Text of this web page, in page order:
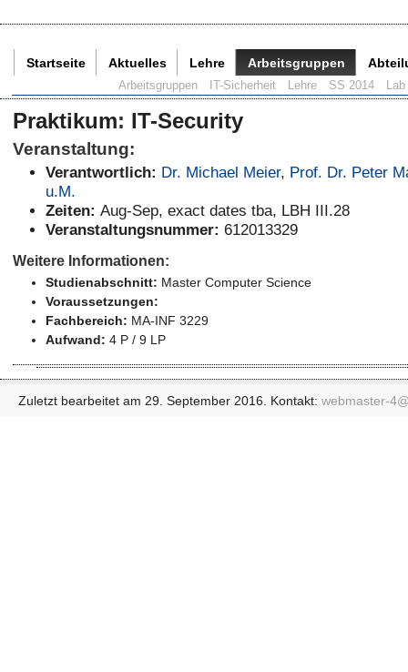
Startseite Aktuelles Lehre Arbeitsgruppen
Arbeitsgruppen IT-Sicherheit Lehre SS 2014
Praktikum: IT-Security
Veranstaltung:
Verantwortlich: Dr. Michael Meier, Prof. Dr. Peter
u.M.
Zeiten: Aug-Sep, exact dates tba, LBH III.28
Veranstaltungsnummer: 612013329
Weitere Informationen:
Studienabschnitt: Master Computer Science
Voraussetzungen:
Fachbereich: MA-INF 3229
Aufwand: 4 P / 9 LP
Zuletzt bearbeitet am 29. September 2016. Kontakt: webmaster-